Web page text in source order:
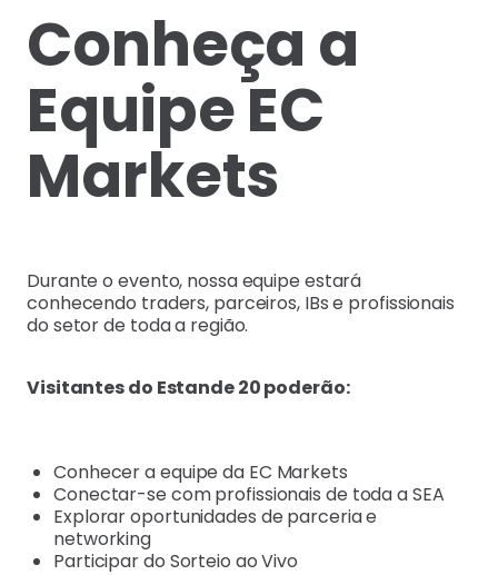
Conheça a
Equipe EC
Markets
Durante o evento, nossa equipe estará
conhecendo traders, parceiros, IBs e profissionais
do setor de toda a região.
Visitantes do Estande 20 poderão:
Conhecer a equipe da EC Markets
Conectar-se com profissionais de toda a SEA
Explorar oportunidades de parceria e
networking
Participar do Sorteio ao Vivo